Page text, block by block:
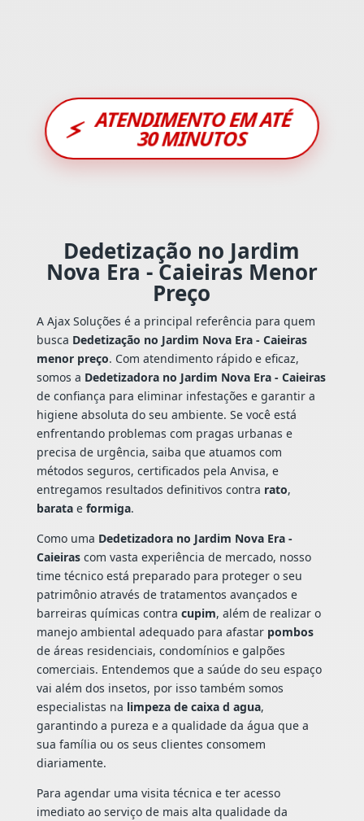
⚡ ATENDIMENTO EM ATÉ
30 MINUTOS
Dedetização no Jardim
Nova Era - Caieiras Menor
Preço
A Ajax Soluções é a principal referência para quem
busca Dedetização no Jardim Nova Era - Caieiras
menor preço. Com atendimento rápido e eficaz,
somos a Dedetizadora no Jardim Nova Era - Caieiras
de confiança para eliminar infestações e garantir a
higiene absoluta do seu ambiente. Se você está
enfrentando problemas com pragas urbanas e
precisa de urgência, saiba que atuamos com
métodos seguros, certificados pela Anvisa, e
entregamos resultados definitivos contra rato,
baratae formiga.
Como uma Dedetizadora no Jardim Nova Era -
Caieirascom vasta experiência de mercado, nosso
time técnico está preparado para proteger o seu
patrimônio através de tratamentos avançados e
barreiras químicas contra cupim, além de realizar o
manejo ambiental adequado para afastar pombos
de áreas residenciais, condomínios e galpões
comerciais. Entendemos que a saúde do seu espaço
vai além dos insetos, por isso também somos
especialistas na limpeza de caixa d agua,
garantindo a pureza e a qualidade da água que a
sua família ou os seus clientes consomem
diariamente.
Para agendar uma visita técnica e ter acesso
imediato ao serviço de mais alta qualidade da